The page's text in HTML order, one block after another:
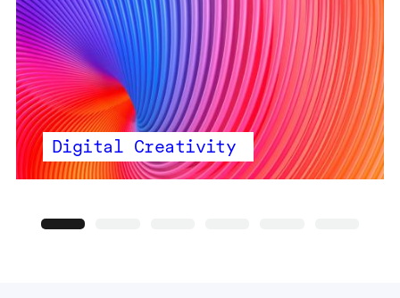
Digital Creativity